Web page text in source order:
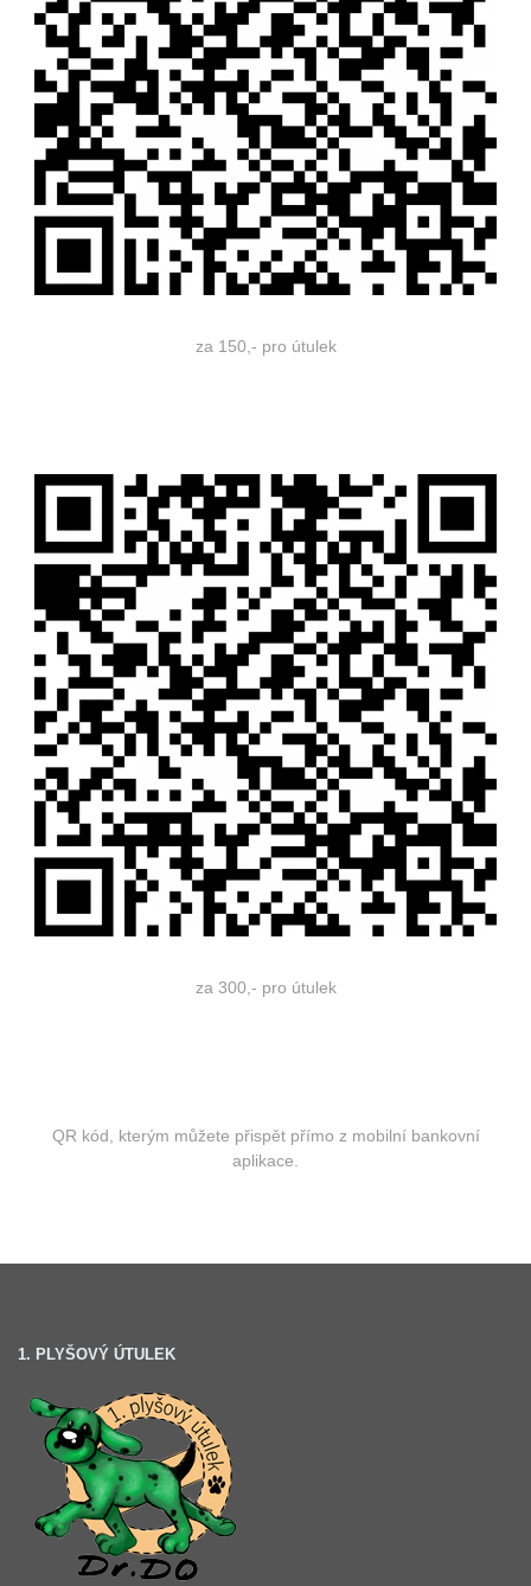
za 150,- pro útulek
za 300,- pro útulek
QR kód, kterým můžete přispět přímo z mobilní bankovní
aplikace.
1. PLYŠOVÝ ÚTULEK